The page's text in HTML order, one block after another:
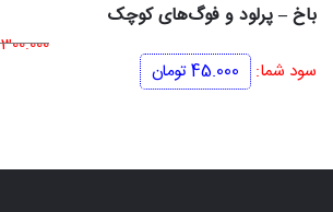
باخ – پرلود و فوگ‌های کوچک
300.000
سود شما: 45.000تومان